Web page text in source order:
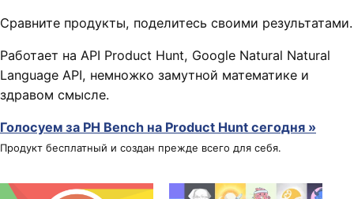
Сравните продукты, поделитесь своими результатами.
Работает на API Product Hunt, Google Natural Natural
Language API, немножко замутной математике и
здравом смысле.
Голосуем за PH Bench на Product Hunt сегодня »
Продукт бесплатный и создан прежде всего для себя.